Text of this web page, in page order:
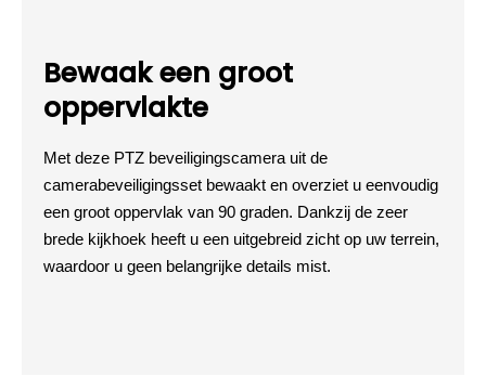
Bewaak een groot
oppervlakte
Met deze PTZ beveiligingscamera uit de
camerabeveiligingsset bewaakt en overziet u eenvoudig
een groot oppervlak van 90 graden. Dankzij de zeer
brede kijkhoek heeft u een uitgebreid zicht op uw terrein,
waardoor u geen belangrijke details mist.